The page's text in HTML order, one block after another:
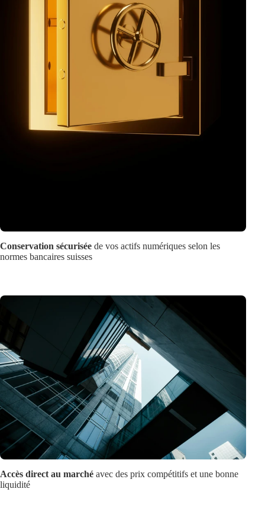
Conservation sécurisée de vos actifs numériques selon les
normes bancaires suisses
Accès direct au marché avec des prix compétitifs et une bonne
liquidité